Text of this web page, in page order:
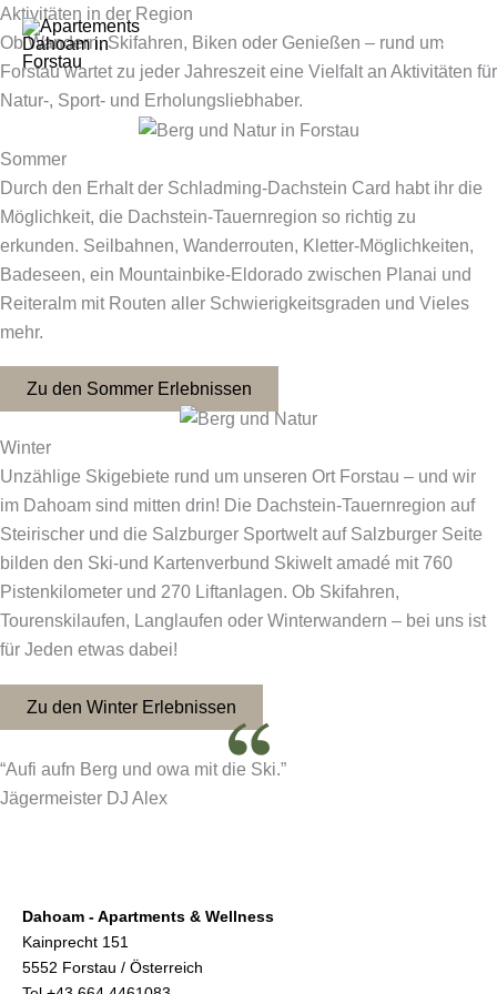
Skip
to
content
Aktivitäten in der Region
Ob Wandern, Skifahren, Biken oder Genießen – rund um
Forstau wartet zu jeder Jahreszeit eine Vielfalt an Aktivitäten für
Natur-, Sport- und Erholungsliebhaber.
Sommer
Durch den Erhalt der Schladming-Dachstein Card habt ihr die
Möglichkeit, die Dachstein-Tauernregion so richtig zu
erkunden. Seilbahnen, Wanderrouten, Kletter-Möglichkeiten,
Badeseen, ein Mountainbike-Eldorado zwischen Planai und
Reiteralm mit Routen aller Schwierigkeitsgraden und Vieles
mehr.
Zu den Sommer Erlebnissen
Winter
Unzählige Skigebiete rund um unseren Ort Forstau – und wir
im Dahoam sind mitten drin! Die Dachstein-Tauernregion auf
Steirischer und die Salzburger Sportwelt auf Salzburger Seite
bilden den Ski-und Kartenverbund Skiwelt amadé mit 760
Pistenkilometer und 270 Liftanlagen. Ob Skifahren,
Tourenskilaufen, Langlaufen oder Winterwandern – bei uns ist
für Jeden etwas dabei!
Zu den Winter Erlebnissen
“Aufi aufn Berg und owa mit die Ski.”
Jägermeister DJ Alex
Dahoam - Apartments & Wellness
Kainprecht 151
5552 Forstau / Österreich